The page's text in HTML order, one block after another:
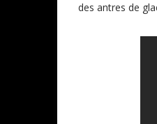
des antres de